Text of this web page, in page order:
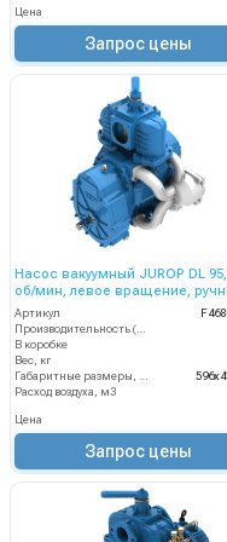
Цена
Запрос цены
Насос вакуумный JUROP DL
об/мин, левое вращение,
клапан, гидромотор
Артикул
В коробке
Вес, кг
Расход воздуха, м3
Цена
Запрос цены